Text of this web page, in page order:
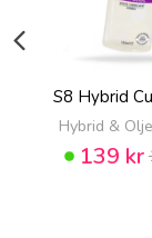
S8 Hybrid
Hybrid &
139 kr